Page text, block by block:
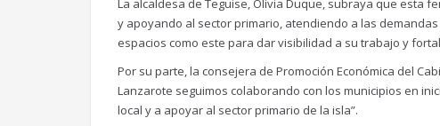
La alcaldesa de Teguise, Olivia Duque, subraya que esta
y apoyando al sector primario, atendiendo a las
espacios como este para dar visibilidad a su trabajo y
Por su parte, la consejera de Promoción Económica del
Lanzarote seguimos colaborando con los municipios en
local y a apoyar al sector primario de la isla”.